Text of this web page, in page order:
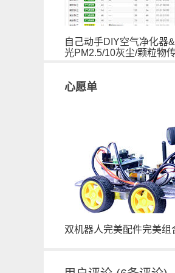
自己动手DIY空气净化器
光PM2.5/10灰尘/颗粒物
心愿单
双机器人完美配件完美组